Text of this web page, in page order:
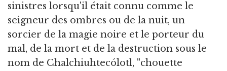
sinistres lorsqu'il était connu comme le
seigneur des ombres ou de la nuit, un
sorcier de la magie noire et le porteur du
mal, de la mort et de la destruction sous le
nom de Chalchiuhtecólotl, "chouette